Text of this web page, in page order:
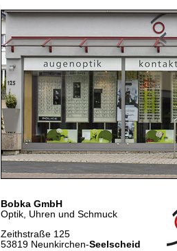
Bobka GmbH
Optik, Uhren und Schmuck
Zeithstraße 125
53819 Neunkirchen-Seelscheid